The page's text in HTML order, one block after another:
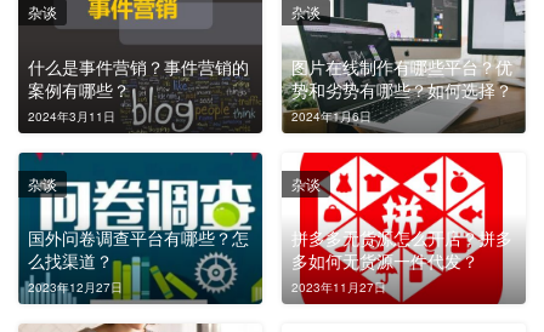
什么是事件营销？事件营销的
案例有哪些？
2024年3月11日
杂谈
图片在线制作有哪些平台？优
势和劣势有哪些？如何选择？
2024年1月6日
杂谈
国外问卷调查平台有哪些？怎
么找渠道？
2023年12月27日
杂谈
拼多多无货源怎么开店？拼多
多如何无货源一件代发？
2023年11月27日
杂谈